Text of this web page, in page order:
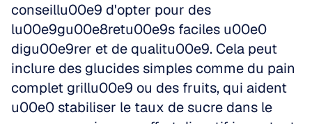
conseillu00e9 d'opter pour des
lu00e9gu00e8retu00e9s faciles u00e0
digu00e9rer et de qualitu00e9. Cela peut
inclure des glucides simples comme du pain
complet grillu00e9 ou des fruits, qui aident
u00e0 stabiliser le taux de sucre dans le